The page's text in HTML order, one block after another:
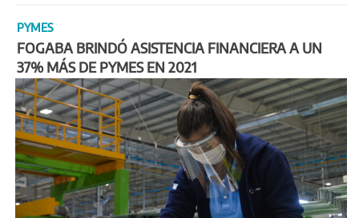
PYMES
FOGABA BRINDÓ ASISTENCIA FINANCIERA A UN
37% MÁS DE PYMES EN 2021